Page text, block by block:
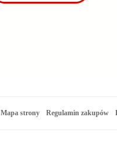
Mapa strony Regulamin zakupów